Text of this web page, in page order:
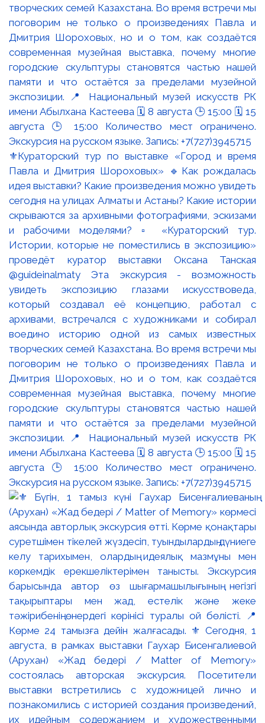
⚜️Кураторский тур по выставке «Город и время
Павла и Дмитрия Шороховых» 🔹Как рождалась
идея выставки? Какие произведения можно увидеть
сегодня на улицах Алматы и Астаны? Какие истории
скрываются за архивными фотографиями, эскизами
и рабочими моделями? ▫️ «Кураторский тур.
Истории, которые не поместились в экспозицию»
проведёт куратор выставки Оксана Танская
@guideinalmaty Эта экскурсия - возможность
увидеть экспозицию глазами искусствоведа,
который создавал её концепцию, работал с
архивами, встречался с художниками и собирал
воедино историю одной из самых известных
творческих семей Казахстана. Во время встречи мы
поговорим не только о произведениях Павла и
Дмитрия Шороховых, но и о том, как создаётся
современная музейная выставка, почему многие
городские скульптуры становятся частью нашей
памяти и что остаётся за пределами музейной
экспозиции. 📍 Национальный музей искусств РК
имени Абылхана Кастеева 🗓 8 августа 🕒 15:00 🗓 15
августа 🕒 15:00 Количество мест ограничено.
Экскурсия на русском языке. Запись: +7(727)3945715